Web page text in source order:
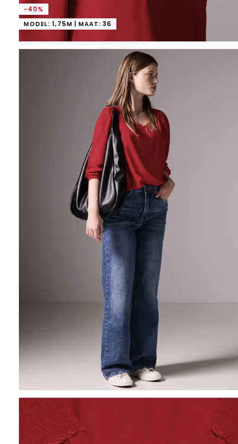
-40%
MODEL: 1,75M | MAAT: 36